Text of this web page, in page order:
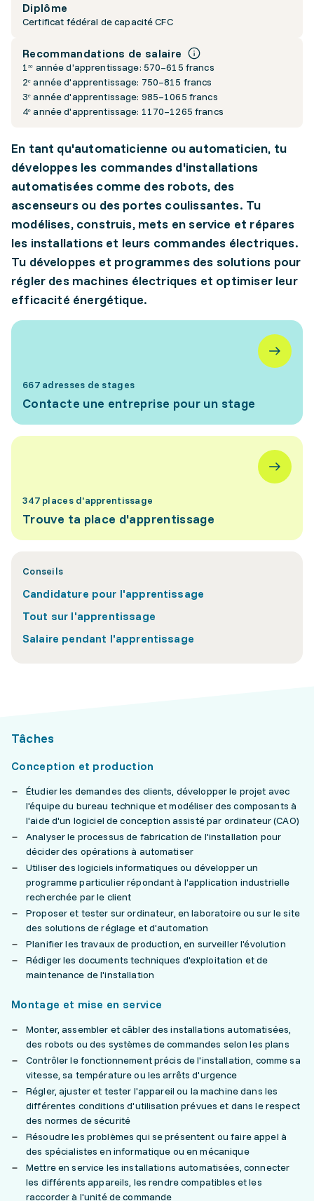
Diplôme
Certificat fédéral de capacité CFC
Recommandations de salaire
1ʳᵉ année d'apprentissage: 570–615 francs
2ᵉ année d'apprentissage: 750–815 francs
3ᵉ année d'apprentissage: 985–1065 francs
4ᵉ année d'apprentissage: 1170–1265 francs
En tant qu'automaticienne ou automaticien, tu
développes les commandes d'installations
automatisées comme des robots, des
ascenseurs ou des portes coulissantes. Tu
modélises, construis, mets en service et répares
les installations et leurs commandes électriques.
Tu développes et programmes des solutions pour
régler des machines électriques et optimiser leur
efficacité énergétique.
667 adresses de stages
Contacte une entreprise pour un stage
347 places d'apprentissage
Trouve ta place d'apprentissage
Conseils
Candidature pour l'apprentissage
Tout sur l'apprentissage
Salaire pendant l'apprentissage
Tâches
Conception et production
Étudier les demandes des clients, développer le projet avec
l'équipe du bureau technique et modéliser des composants à
l'aide d'un logiciel de conception assisté par ordinateur (CAO)
Analyser le processus de fabrication de l'installation pour
décider des opérations à automatiser
Utiliser des logiciels informatiques ou développer un
programme particulier répondant à l'application industrielle
recherchée par le client
Proposer et tester sur ordinateur, en laboratoire ou sur le site
des solutions de réglage et d'automation
Planifier les travaux de production, en surveiller l'évolution
Rédiger les documents techniques d'exploitation et de
maintenance de l'installation
Montage et mise en service
Monter, assembler et câbler des installations automatisées,
des robots ou des systèmes de commandes selon les plans
Contrôler le fonctionnement précis de l'installation, comme sa
vitesse, sa température ou les arrêts d'urgence
Régler, ajuster et tester l'appareil ou la machine dans les
différentes conditions d'utilisation prévues et dans le respect
des normes de sécurité
Résoudre les problèmes qui se présentent ou faire appel à
des spécialistes en informatique ou en mécanique
Mettre en service les installations automatisées, connecter
les différents appareils, les rendre compatibles et les
raccorder à l'unité de commande